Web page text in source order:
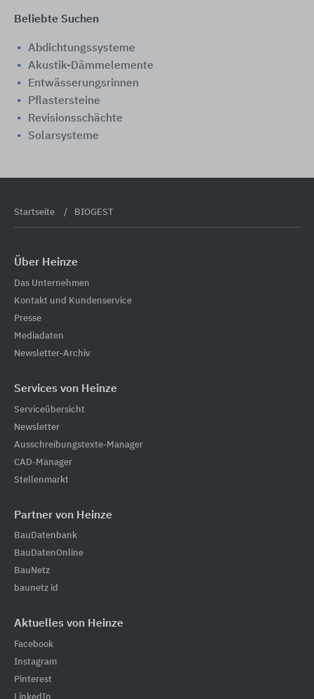
Beliebte Suchen
Abdichtungssysteme
Akustik-Dämmelemente
Entwässerungsrinnen
Pflastersteine
Revisionsschächte
Solarsysteme
Startseite BIOGEST
Über Heinze
Das Unternehmen
Kontakt und Kundenservice
Presse
Mediadaten
Newsletter-Archiv
Services von Heinze
Serviceübersicht
Newsletter
Ausschreibungstexte-Manager
CAD-Manager
Stellenmarkt
Partner von Heinze
BauDatenbank
BauDatenOnline
BauNetz
baunetz id
Aktuelles von Heinze
Facebook
Instagram
Pinterest